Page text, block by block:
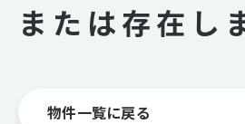
または存在し
物件一覧に戻る